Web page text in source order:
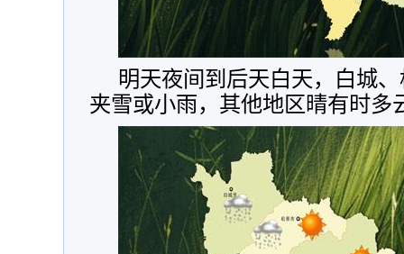
明天夜间到后天白天，白城
夹雪或小雨，其他地区晴有时多